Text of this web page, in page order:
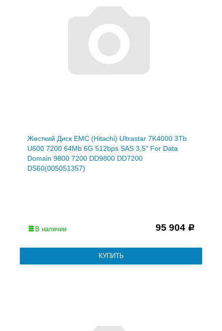
Жесткий Диск EMC (Hitachi) Ultrastar 7K4000 3Tb
U600 7200 64Mb 6G 512bps SAS 3,5" For Data
Domain 9800 7200 DD9800 DD7200
DS60(005051357)
В наличии 95 904 Р